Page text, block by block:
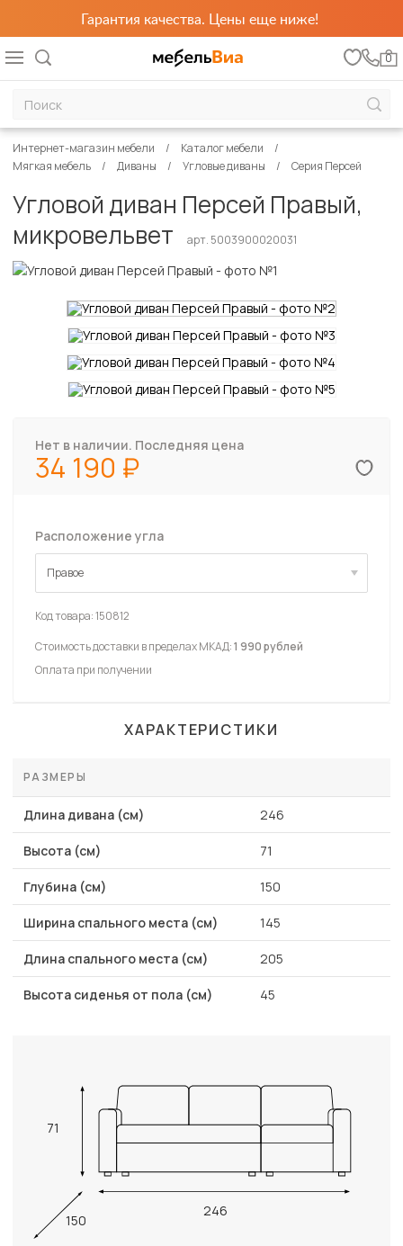
Гарантия качества. Цены еще ниже!
0
Интернет-магазин мебели
Каталог мебели
Мягкая мебель
Диваны Угловые диваны Серия Персей
Угловой диван Персей Правый,
микровельвет
арт. 5003900020031
Нет в наличии. Последняя цена
34 190
Расположение угла
Правое
Правое
Код товара:150812
Стоимость доставки в пределах МКАД:1 990 рублей
Оплата при получении
ХАРАКТЕРИСТИКИ
РАЗМЕРЫ
Длина дивана (см) 246
Высота (см) 71
Глубина (см) 150
Ширина спального места (см) 145
Длина спального места (см) 205
Высота сиденья от пола (см) 45
71
246
150